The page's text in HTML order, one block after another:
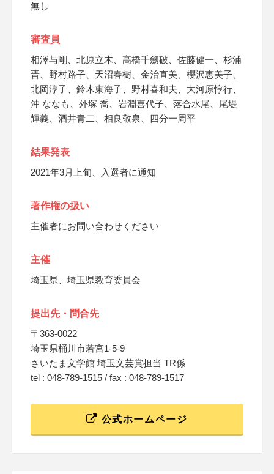
無し
審査員
相澤与剛、北原立木、高橋千劔破、佐藤健一、杉浦
晋、野村路子、天沼春樹、金治直美、櫻沢恵美子、
北岡淳子、鈴木東海子、野村喜和夫、大河原惇行、
沖 ななも、外塚 喬、岩淵喜代子、落合水尾、尾堤
輝義、酒井青二、相良敬泉、四分一周平
結果発表
2021年3月上旬、入選者に通知
著作権の扱い
主催者にお問い合わせください
主催
埼玉県、埼玉県教育委員会
提出先・問合先
〒363-0022
埼玉県桶川市若宮1-5-9
さいたま文学館 埼玉文芸賞担当 TR係
tel : 048-789-1515 / fax : 048-789-1517
公式ホームページ